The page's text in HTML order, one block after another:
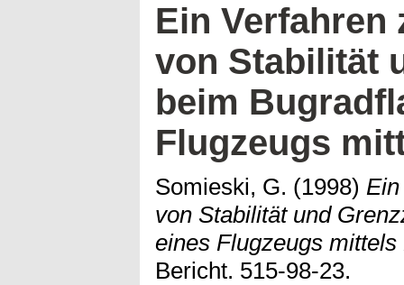
Ein Verfahren
von Stabilität
beim
Flugzeugs
Somieski, G. (1998)
von Stabilität und
eines Flugzeugs
Bericht. 515-98-23.